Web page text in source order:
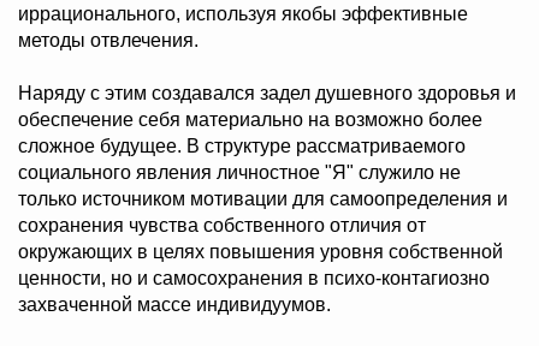
иррационального, используя якобы эффективные
методы отвлечения.
Наряду с этим создавался задел душевного здоровья и
обеспечение себя материально на возможно более
сложное будущее. В структуре рассматриваемого
социального явления личностное "Я" служило не
только источником мотивации для самоопределения и
сохранения чувства собственного отличия от
окружающих в целях повышения уровня собственной
ценности, но и самосохранения в психо-контагиозно
захваченной массе индивидуумов.